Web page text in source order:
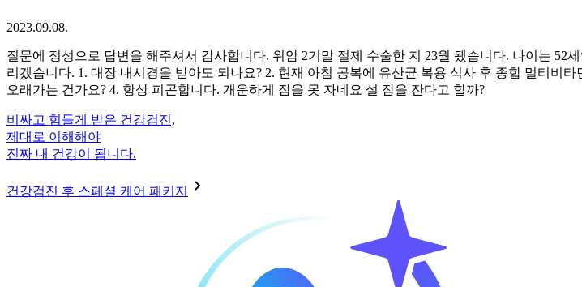
2023.09.08.
질문에 정성으로 답변을 해주셔서 감사합니다. 위암 2기말 절제 수술한 지 23월 됐습니다. 나이는
리겠습니다. 1. 대장 내시경을 받아도 되나요? 2. 현재 아침 공복에 유산균 복용 식사 후 종합 멀티비
오래가는 건가요? 4. 항상 피곤합니다. 개운하게 잠을 못 자네요 설 잠을 잔다고 할까?
비싸고 힘들게 받은 건강검진,
제대로 이해해야
진짜 내 건강이 됩니다.
건강검진 후 스페셜 케어 패키지